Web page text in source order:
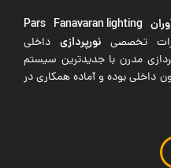
Pars Fanavaran lighting
تخصصی نورپردازی داخلی
مدرن با جدیدترین سیستم
داخلی بوده و آماده همکاری در